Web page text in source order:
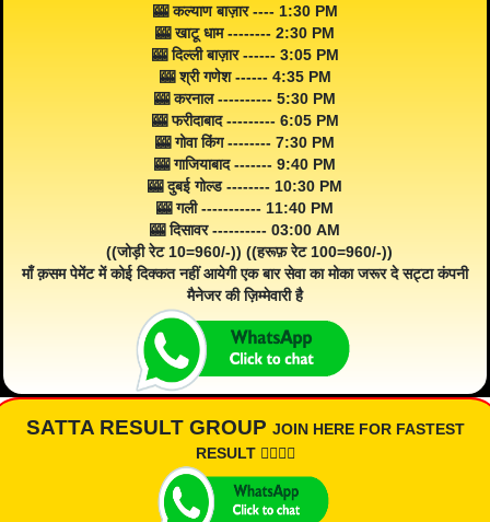
🎰 कल्याण बाज़ार ---- 1:30 PM
🎰 खाटू धाम -------- 2:30 PM
🎰 दिल्ली बाज़ार ------ 3:05 PM
🎰 श्री गणेश ------ 4:35 PM
🎰 करनाल ---------- 5:30 PM
🎰 फरीदाबाद --------- 6:05 PM
🎰 गोवा किंग -------- 7:30 PM
🎰 गाजियाबाद ------- 9:40 PM
🎰 दुबई गोल्ड -------- 10:30 PM
🎰 गली ----------- 11:40 PM
🎰 दिसावर ---------- 03:00 AM
((जोड़ी रेट 10=960/-)) ((हरूफ़ रेट 100=960/-))
माँ क़सम पेमेंट में कोई दिक्कत नहीं आयेगी एक बार सेवा का मोका जरूर दे सट्टा कंपनी
मैनेजर की ज़िम्मेवारी है
SATTA RESULT GROUP JOIN HERE FOR FASTEST
RESULT 👇🏾👇🏾